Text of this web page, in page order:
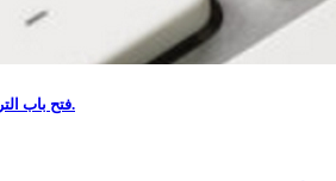
فتح باب الترشح لانتداب مدرسين عرضيين.